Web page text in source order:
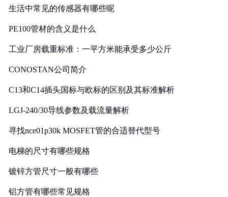
生活中常见的传感器有哪些呢
PE100管材的含义是什么
工业厂房载重标准：一平方米能承受多少公斤
CONOSTAN公司简介
C13和C14插头国标与欧标的区别及其标准解析
LGJ-240/30导线参数及载流量解析
寻找nce01p30k MOSFET管的合适替代型号
电梯的尺寸有哪些规格
镀锌方管尺寸一般有哪些
铝方管有哪些常见规格